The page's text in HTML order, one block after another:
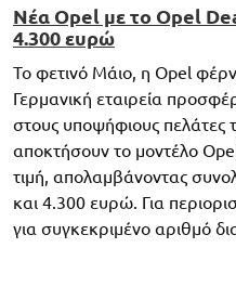
Νέα Opel με το Opel
4.300 ευρώ
Το φετινό Μάιο, η Opel
Γερμανική εταιρεία
στους υποψήφιους πελάτες
αποκτήσουν το μοντέλο Opel
τιμή, απολαμβάνοντας
και 4.300 ευρώ. Για
για συγκεκριμένο αριθμό